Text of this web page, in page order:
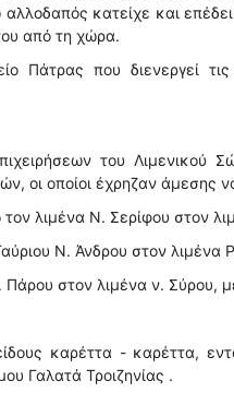
κατείχε και
από τη χώρα.
Πάτρας που διενεργεί
του Λιμενικού
οι οποίοι έχρηζαν άμεσης
λιμένα Ν. Σερίφου στον
Ν. Άνδρου στον
Πάρου στον λιμένα ν. Σύρου,
καρέττα - καρέττα,
Γαλατά Τροιζηνίας .